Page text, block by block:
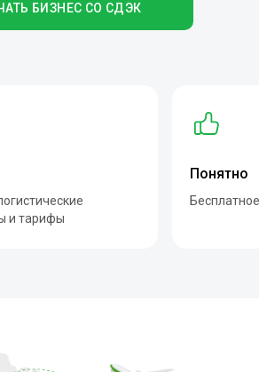
БИЗНЕС СО СДЭК
и тарифы
Понятно